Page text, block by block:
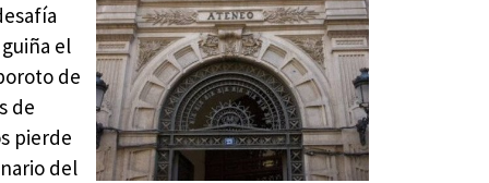
el
de
de
pierde
del